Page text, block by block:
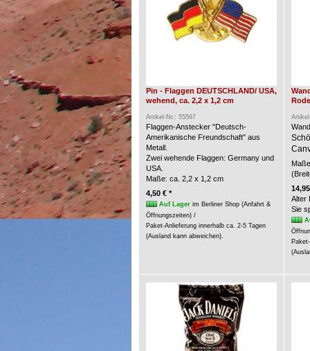
Pin - Flaggen DEUTSCHLAND/ USA,
wehend, ca. 2,2 x 1,2 cm
Artikel-Nr.: 55597
Flaggen-Anstecker "Deutsch-
Amerikanische Freundschaft" aus
Metall.
Zwei wehende Flaggen: Germany und
USA.
Maße: ca. 2,2 x 1,2 cm
4,50 € *
Auf Lagerim Berliner Shop (Anfahrt &
Öffnungszeiten) /
Paket-Anlieferung innerhalb ca. 2-5 Tagen
(Ausland kann abweichen).
Alter
Sie